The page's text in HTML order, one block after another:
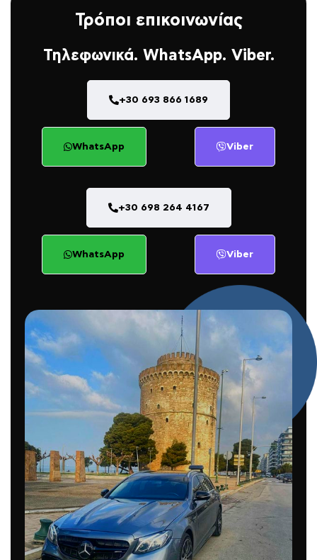
Τρόποι επικοινωνίας
Τηλεφωνικά. WhatsApp. Viber.
+30 693 866 1689
WhatsApp Viber
+30 698 264 4167
WhatsApp Viber